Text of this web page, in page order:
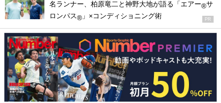
名ランナー、柏原竜二と神野大地が語る「エアー®サ
ロンパス® 」×コンディショニング術 PR